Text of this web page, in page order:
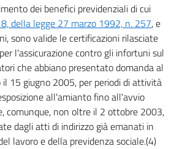
dei benefici previdenziali di cui
della legge 27 marzo 1992, n. 257, e
sono valide le certificazioni rilasciate
l'assicurazione contro gli infortuni sul
che abbiano presentato domanda al
15 giugno 2005, per periodi di attività
all'amianto fino all'avvio
comunque, non oltre il 2 ottobre 2003,
dagli atti di indirizzo già emanati in
lavoro e della previdenza sociale.(4)